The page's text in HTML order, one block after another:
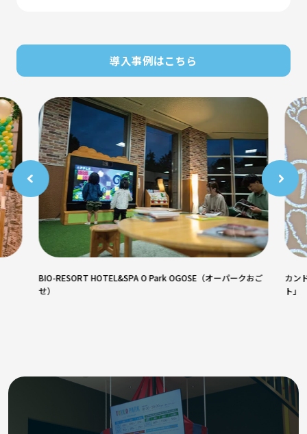
導入事例はこちら
BIO-RESORT HOTEL&SPA O Park OGOSE（オーパークおご
せ）
カン
ト」